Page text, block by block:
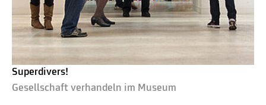
Superdivers!
Gesellschaft verhandeln im Museum